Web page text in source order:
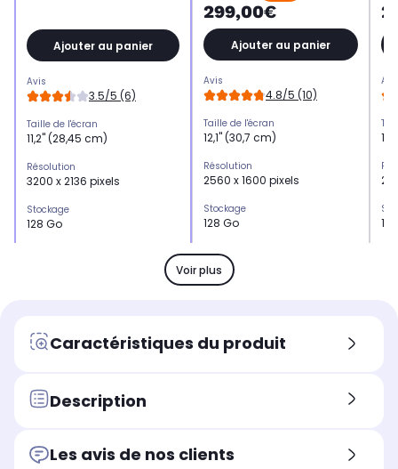
Ajouter au panier
Avis
3.5/5 (6)
Taille de l'écran
11,2'' (28,45 cm)
Résolution
3200 x 2136 pixels
Stockage
128 Go
Autonomie
Autonomie en heures
-
11,2''
299,00€
Ajouter au panier
Avis
4.8/5 (10)
Taille de l'écran
12,1" (30,7 cm)
Résolution
2560 x 1600 pixels
Stockage
128 Go
Mémoire vive
6 Go
Autonomie
12,1" (30,7 cm)
Voir plus
Caractéristiques du produit
Description
Les avis de nos clients